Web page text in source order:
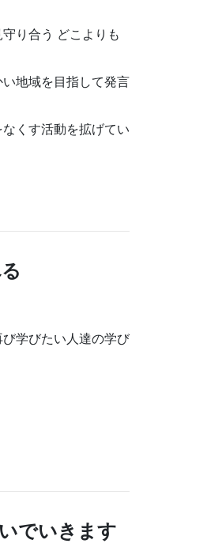
り合う どこよりも
地域を目指して発言
くす活動を拡げてい
学びたい人達の学び
でいきます